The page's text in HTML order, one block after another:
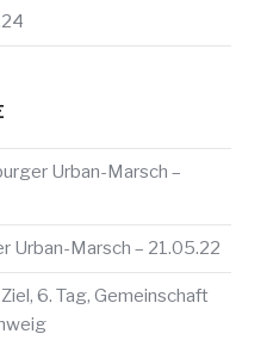
Urban-Marsch –
Urban-Marsch – 21.05.22
Ziel, 6. Tag, Gemeinschaft